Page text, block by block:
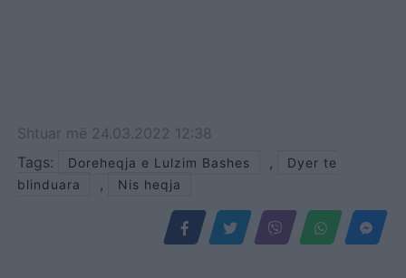
Shtuar më 24.03.2022 12:38
Tags:
Doreheqja e Lulzim Bashes ,
Dyer te
blinduara
, Nis heqja